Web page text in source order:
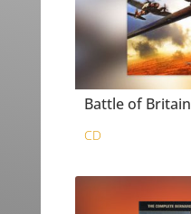
Battle of Britain
CD